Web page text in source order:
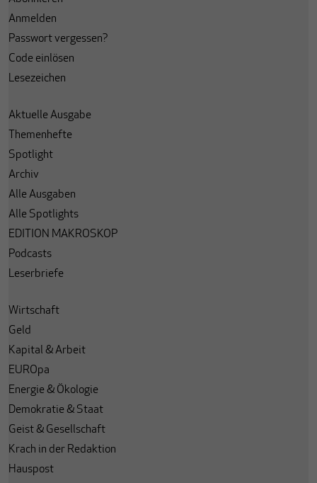
Anmelden
Passwort vergessen?
Code einlösen
Lesezeichen
Aktuelle Ausgabe
Themenhefte
Spotlight
Archiv
Alle Ausgaben
Alle Spotlights
EDITION MAKROSKOP
Podcasts
Leserbriefe
Wirtschaft
Geld
Kapital & Arbeit
EUROpa
Energie & Ökologie
Demokratie & Staat
Geist & Gesellschaft
Krach in der Redaktion
Hauspost